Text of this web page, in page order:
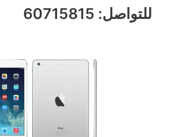
للتواصل: 60715815